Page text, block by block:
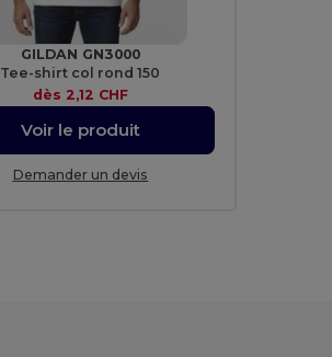
GILDAN GN3000
Tee-shirt col rond 150
dès 2,12 CHF
Voir le produit
Demander un devis